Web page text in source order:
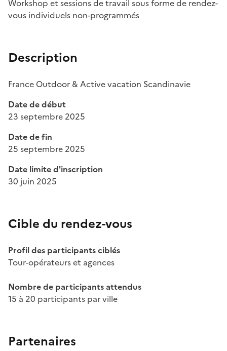
Workshop et sessions de travail sous forme de rendez-
vous individuels non-programmés
Description
France Outdoor & Active vacation Scandinavie
Date de début
23 septembre 2025
Date de fin
25 septembre 2025
Date limite d'inscription
30 juin 2025
Cible du rendez-vous
Profil des participants ciblés
Tour-opérateurs et agences
Nombre de participants attendus
15 à 20 participants par ville
Partenaires